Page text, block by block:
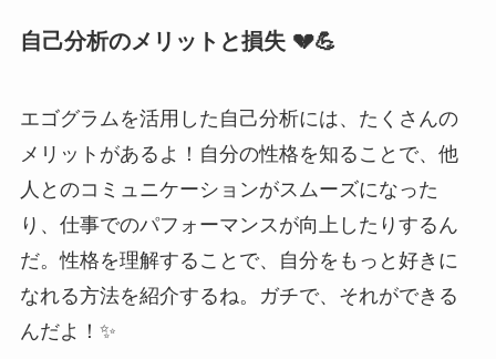
自己分析のメリットと損失 💔💪
エゴグラムを活用した自己分析には、たくさんの
メリットがあるよ！自分の性格を知ることで、他
人とのコミュニケーションがスムーズになった
り、仕事でのパフォーマンスが向上したりするん
だ。性格を理解することで、自分をもっと好きに
なれる方法を紹介するね。ガチで、それができる
んだよ！✨